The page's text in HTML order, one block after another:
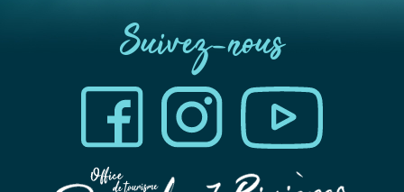
Suivez-nous